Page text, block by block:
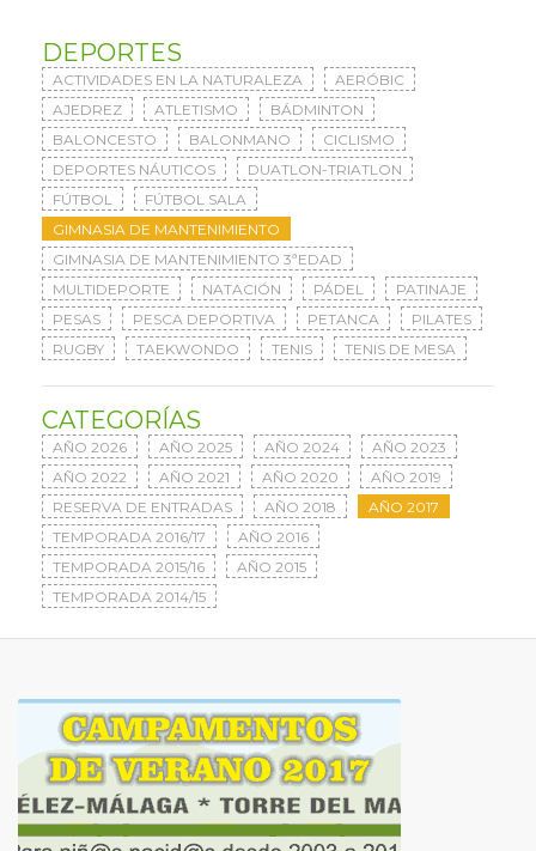
DEPORTES
ACTIVIDADES EN LA NATURALEZA
AERÓBIC
AJEDREZ
ATLETISMO
BÁDMINTON
BALONCESTO
BALONMANO
CICLISMO
DEPORTES NÁUTICOS
DUATLON-TRIATLON
FÚTBOL
FÚTBOL SALA
GIMNASIA DE MANTENIMIENTO
GIMNASIA DE MANTENIMIENTO 3ªEDAD
MULTIDEPORTE
NATACIÓN PÁDEL
PATINAJE
PESAS
PESCA DEPORTIVA PETANCA
PILATES
RUGBY
TAEKWONDO TENIS TENIS DE MESA
CATEGORÍAS
AÑO 2026 AÑO 2025 AÑO 2024
AÑO 2023
AÑO 2022
AÑO 2021 AÑO 2020
AÑO 2019
RESERVA DE ENTRADAS
AÑO 2018
AÑO 2017
TEMPORADA 2016/17
AÑO 2016
TEMPORADA 2015/16
AÑO 2015
TEMPORADA 2014/15